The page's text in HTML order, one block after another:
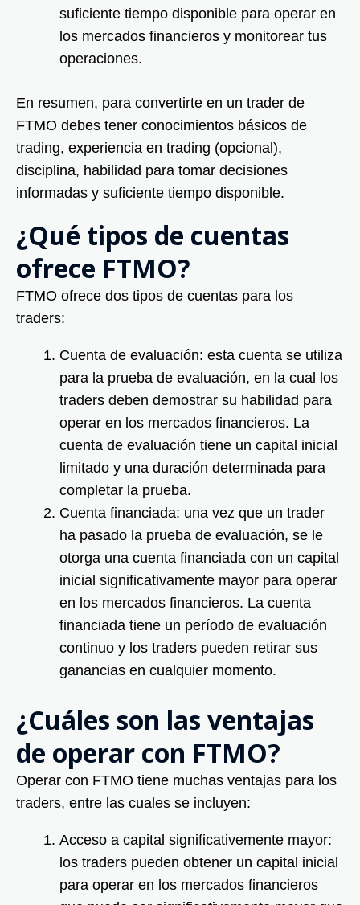
suficiente tiempo disponible para operar en
los mercados financieros y monitorear tus
operaciones.
En resumen, para convertirte en un trader de
FTMO debes tener conocimientos básicos de
trading, experiencia en trading (opcional),
disciplina, habilidad para tomar decisiones
informadas y suficiente tiempo disponible.
¿Qué tipos de cuentas
ofrece FTMO?
FTMO ofrece dos tipos de cuentas para los
traders:
Cuenta de evaluación: esta cuenta se utiliza
para la prueba de evaluación, en la cual los
traders deben demostrar su habilidad para
operar en los mercados financieros. La
cuenta de evaluación tiene un capital inicial
limitado y una duración determinada para
completar la prueba.
Cuenta financiada: una vez que un trader
ha pasado la prueba de evaluación, se le
otorga una cuenta financiada con un capital
inicial significativamente mayor para operar
en los mercados financieros. La cuenta
financiada tiene un período de evaluación
continuo y los traders pueden retirar sus
ganancias en cualquier momento.
¿Cuáles son las ventajas
de operar con FTMO?
Operar con FTMO tiene muchas ventajas para los
traders, entre las cuales se incluyen:
Acceso a capital significativemente mayor:
los traders pueden obtener un capital inicial
para operar en los mercados financieros